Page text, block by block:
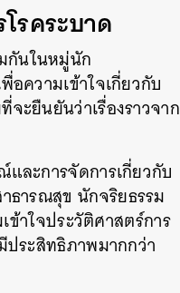
รคระบาด
กันในหมู่นัก
ความเข้าใจเกี่ยวกับ
ะยืนยันว่าเรื่องราวจาก
และการจัดการเกี่ยวกับ
ธารณสุข นักจริยธรรม
าใจประวัติศาสตร์การ
ประสิทธิภาพมากกว่า